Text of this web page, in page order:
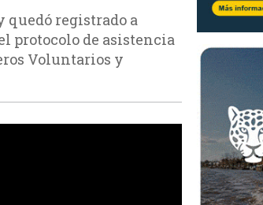
quedó registrado a
protocolo de asistencia
Voluntarios y